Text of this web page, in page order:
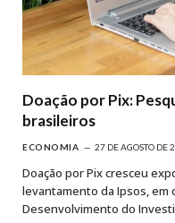
Doação por Pix:
brasileiros
ECONOMIA 27 DE AGOSTO DE
Doação por Pix cresceu
levantamento da Ipsos, em
Desenvolvimento do